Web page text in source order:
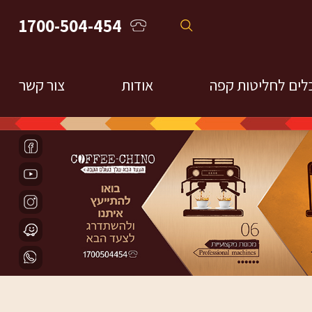
1700-504-454
לחליטות קפה
חליטות פילטר
מקינטות
פרנ'ץ פרס
אודות
חומר מקצועי והדרכות
צור קשר